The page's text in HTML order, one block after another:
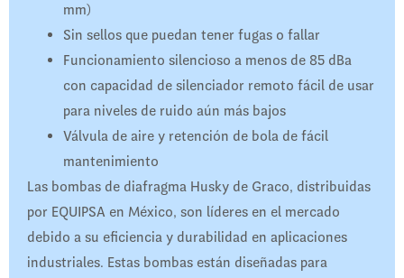
mm)
Sin sellos que puedan tener fugas o fallar
Funcionamiento silencioso a menos de 85 dBa
con capacidad de silenciador remoto fácil de usar
para niveles de ruido aún más bajos
Válvula de aire y retención de bola de fácil
mantenimiento
Las bombas de diafragma Husky de Graco, distribuidas
por EQUIPSA en México, son líderes en el mercado
debido a su eficiencia y durabilidad en aplicaciones
industriales. Estas bombas están diseñadas para